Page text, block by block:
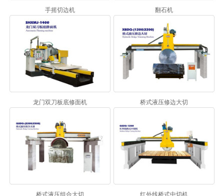
手摇切边机 翻石机
龙门双刀板底修面机 桥式液压修边大切